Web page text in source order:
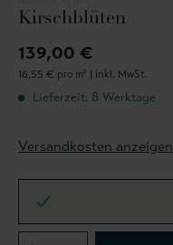
Kirschblüten
139,00 €
16,55 € pro m² | inkl. MwSt.
Lieferzeit: 8 Werktage
Versandkosten anzeigen